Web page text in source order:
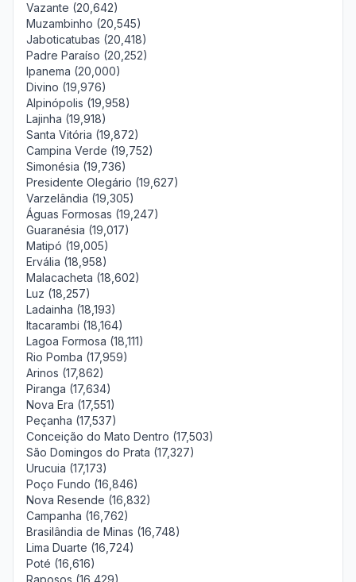
Vazante (20,642)
Muzambinho (20,545)
Jaboticatubas (20,418)
Padre Paraíso (20,252)
Ipanema (20,000)
Divino (19,976)
Alpinópolis (19,958)
Lajinha (19,918)
Santa Vitória (19,872)
Campina Verde (19,752)
Simonésia (19,736)
Presidente Olegário (19,627)
Varzelândia (19,305)
Águas Formosas (19,247)
Guaranésia (19,017)
Matipó (19,005)
Ervália (18,958)
Malacacheta (18,602)
Luz (18,257)
Ladainha (18,193)
Itacarambi (18,164)
Lagoa Formosa (18,111)
Rio Pomba (17,959)
Arinos (17,862)
Piranga (17,634)
Nova Era (17,551)
Peçanha (17,537)
Conceição do Mato Dentro (17,503)
São Domingos do Prata (17,327)
Urucuia (17,173)
Poço Fundo (16,846)
Nova Resende (16,832)
Campanha (16,762)
Brasilândia de Minas (16,748)
Lima Duarte (16,724)
Poté (16,616)
Raposos (16,429)